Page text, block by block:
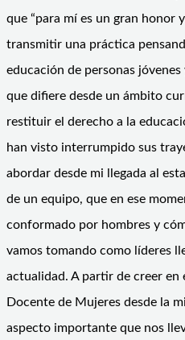
que “para mí es un gran honor
transmitir una práctica
educación de personas
que difiere desde un ámbito
restituir el derecho a la
han visto interrumpido sus
abordar desde mi llegada al
de un equipo, que en ese
conformado por hombres y
vamos tomando como líderes
actualidad. A partir de creer en
Docente de Mujeres desde la
aspecto importante que nos